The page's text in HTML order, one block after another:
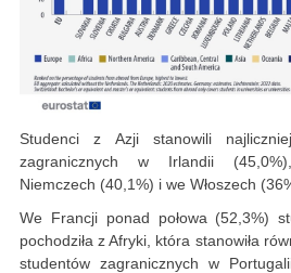
Studenci z Azji stanowili
zagranicznych w Irlandii
Niemczech (40,1%) i we Włoszech
We Francji ponad połowa (52,3%)
pochodziła z Afryki, która stanowiła
studentów zagranicznych w